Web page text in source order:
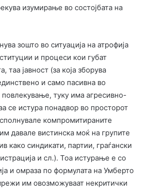
изумирање во состојбата на
зошто во ситуација на атрофија
и процеси кои губат
таа јавност (за која зборува
и само пасивна во
повлекување, туку има агресивно-
се истура понадвор во просторот
компромитираните
давале вистинска моќ на групите
како синдикати, партии, граѓански
и сл.). Тоа истурање е со
и омраза по формулата на Умберто
им овозможуваат некритички